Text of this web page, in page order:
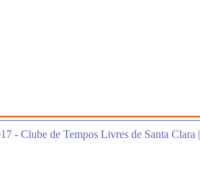
- Clube de Tempos Livres de Santa Clara |